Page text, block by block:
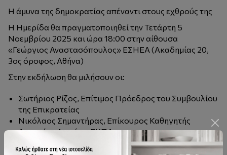
Η άμυνα της δημοκρατίας απέναντι στους εχθρούς της
Η Ημερίδα θα πραγματοποιηθεί την Τετάρτη 5
Νοεμβρίου 2025 και ώρα 18:00 στην αίθουσα
«Γεώργιος Αναστασόπουλος» ΕΣΗΕΑ (Ακαδημίας 20,
3ος όροφος, Αθήνα)
Στην εκδήλωση θα μιλήσουν οι:
Σωτήριος Ρίζος, Επίτιμος Πρόεδρος του Συμβουλίου
της Επικρατείας
Νικόλαος Σημαντήρας, Επίκουρος Καθηγητής
Δημοσίου Δικαίου, ΕΚΠΑ
Βασιλική Χρήστου, Επίκουρη Καθηγήτρια